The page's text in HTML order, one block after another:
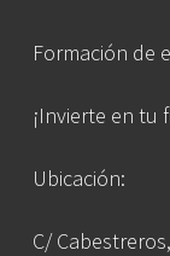
Formación de
¡Invierte en
Ubicación:
C/